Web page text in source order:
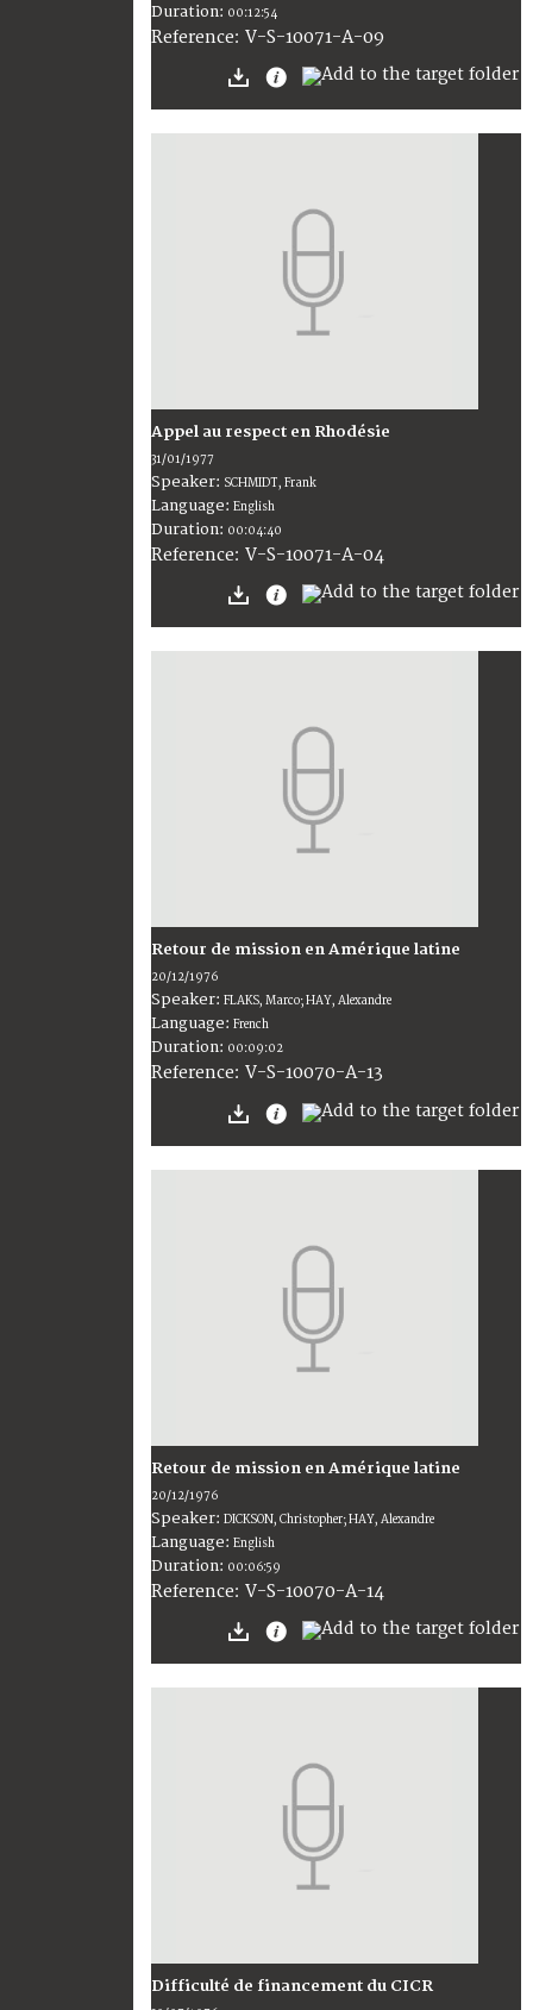
Duration: 00:12:54
Reference: V-S-10071-A-09
Appel au respect en Rhodésie
31/01/1977
Speaker: SCHMIDT, Frank
Language: English
Duration: 00:04:40
Reference: V-S-10071-A-04
Retour de mission en Amérique latine
20/12/1976
Speaker: FLAKS, Marco; HAY, Alexandre
Language: French
Duration: 00:09:02
Reference: V-S-10070-A-13
Retour de mission en Amérique latine
20/12/1976
Speaker: DICKSON, Christopher; HAY, Alexandre
Language: English
Duration: 00:06:59
Reference: V-S-10070-A-14
Difficulté de financement du CICR